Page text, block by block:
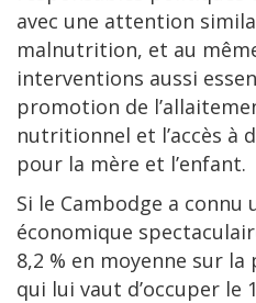
avec une attention
malnutrition, et au
interventions aussi
promotion de
nutritionnel et l’accès à
pour la mère et l’enfant.
Si le Cambodge a connu
économique
8,2 % en moyenne sur la
qui lui vaut d’occuper le